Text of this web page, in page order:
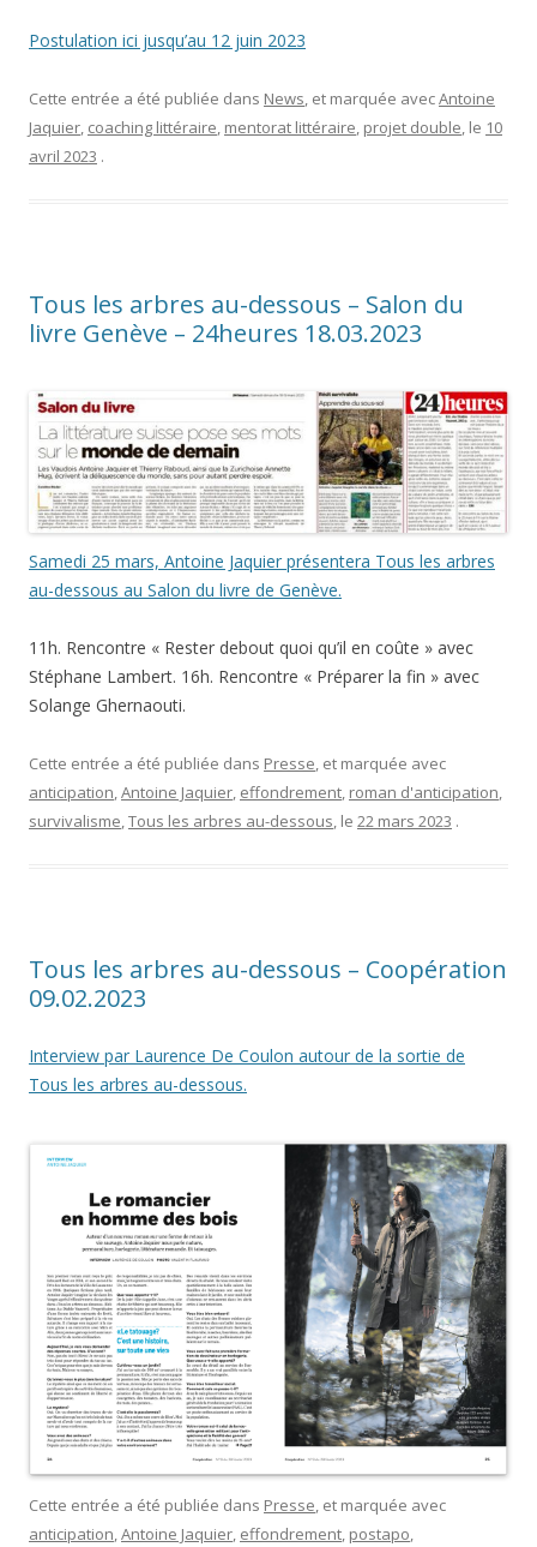
Postulation ici jusqu’au 12 juin 2023
Cette entrée a été publiée dans News, et marquée avecAntoine
Jaquier, coaching littéraire, mentorat littéraire, projet double, le 10
avril 2023 .
Tous les arbres au-dessous – Salon du
livre Genève – 24heures 18.03.2023
Samedi 25 mars, Antoine Jaquier présentera Tous les arbres
au-dessous au Salon du livre de Genève.
11h. Rencontre « Rester debout quoi qu’il en coûte » avec
Stéphane Lambert. 16h. Rencontre « Préparer la fin » avec
Solange Ghernaouti.
Cette entrée a été publiée dans Presse, et marquée avec
anticipation,Antoine Jaquier, effondrement, roman d'anticipation,
survivalisme,Tous les arbres au-dessous, le 22 mars 2023 .
Tous les arbres au-dessous – Coopération
09.02.2023
Interview par Laurence De Coulon autour de la sortie de
Tous les arbres au-dessous.
Cette entrée a été publiée dans Presse, et marquée avec
anticipation,Antoine Jaquier, effondrement, postapo,